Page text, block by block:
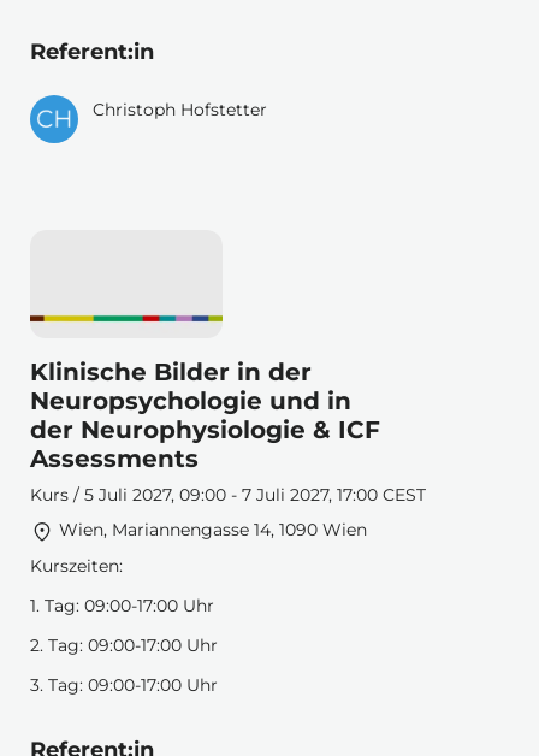
Referent:in
Christoph Hofstetter
Klinische Bilder in der
Neuropsychologie und in
der Neurophysiologie & ICF
Assessments
Kurs / 5 Juli 2027, 09:00 - 7 Juli 2027, 17:00 CEST
Wien, Mariannengasse 14, 1090 Wien
Kurszeiten:
1. Tag: 09:00-17:00 Uhr
2. Tag: 09:00-17:00 Uhr
3. Tag: 09:00-17:00 Uhr
Referent:in